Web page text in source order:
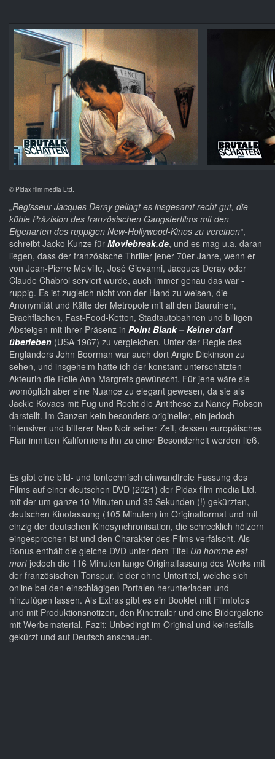
© Pidax film media Ltd.
„Regisseur Jacques Deray gelingt es insgesamt recht gut, die
kühle Präzision des französischen Gangsterfilms mit den
Eigenarten des ruppigen New-Hollywood-Kinos zu vereinen“,
schreibt Jacko Kunze für Moviebreak.de, und es mag u.a. daran
liegen, dass der französische Thriller jener 70er Jahre, wenn er
von Jean-Pierre Melville, José Giovanni, Jacques Deray oder
Claude Chabrol serviert wurde, auch immer genau das war -
ruppig. Es ist zugleich nicht von der Hand zu weisen, die
Anonymität und Kälte der Metropole mit all den Bauruinen,
Brachflächen, Fast-Food-Ketten, Stadtautobahnen und billigen
Absteigen mit ihrer Präsenz in Point Blank – Keiner darf
überleben (USA 1967) zu vergleichen. Unter der Regie des
Engländers John Boorman war auch dort Angie Dickinson zu
sehen, und insgeheim hätte ich der konstant unterschätzten
Akteurin die Rolle Ann-Margrets gewünscht. Für jene wäre sie
womöglich aber eine Nuance zu elegant gewesen, da sie als
Jackie Kovacs mit Fug und Recht die Antithese zu Nancy Robson
darstellt. Im Ganzen kein besonders origineller, ein jedoch
intensiver und bitterer Neo Noir seiner Zeit, dessen europäisches
Flair inmitten Kaliforniens ihn zu einer Besonderheit werden ließ.
Es gibt eine bild- und tontechnisch einwandfreie Fassung des
Films auf einer deutschen DVD (2021) der Pidax film media Ltd.
mit der um ganze 10 Minuten und 35 Sekunden (!) gekürzten,
deutschen Kinofassung (105 Minuten) im Originalformat und mit
einzig der deutschen Kinosynchronisation, die schrecklich hölzern
eingesprochen ist und den Charakter des Films verfälscht. Als
Bonus enthält die gleiche DVD unter dem Titel Un homme est
mortjedoch die 116 Minuten lange Originalfassung des Werks mit
der französischen Tonspur, leider ohne Untertitel, welche sich
online bei den einschlägigen Portalen herunterladen und
hinzufügen lassen. Als Extras gibt es ein Booklet mit Filmfotos
und mit Produktionsnotizen, den Kinotrailer und eine Bildergalerie
mit Werbematerial. Fazit: Unbedingt im Original und keinesfalls
gekürzt und auf Deutsch anschauen.